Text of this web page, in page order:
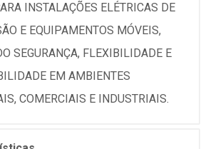
INSTALAÇÕES ELÉTRICAS DE
E EQUIPAMENTOS MÓVEIS,
SEGURANÇA, FLEXIBILIDADE E
EM AMBIENTES
COMERCIAIS E INDUSTRIAIS.